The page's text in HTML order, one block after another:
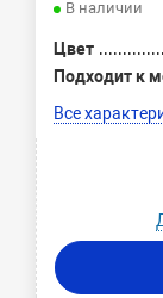
В наличии
Цвет
Подходит к
Все